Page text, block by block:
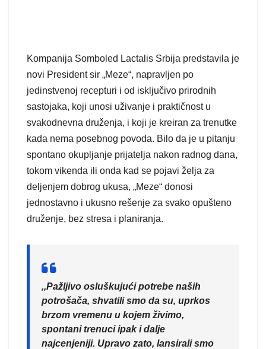
Kompanija Somboled Lactalis Srbija predstavila je
novi President sir „Meze“, napravljen po
jedinstvenoj recepturi i od isključivo prirodnih
sastojaka, koji unosi uživanje i praktičnost u
svakodnevna druženja, i koji je kreiran za trenutke
kada nema posebnog povoda. Bilo da je u pitanju
spontano okupljanje prijatelja nakon radnog dana,
tokom vikenda ili onda kad se pojavi želja za
deljenjem dobrog ukusa, „Meze“ donosi
jednostavno i ukusno rešenje za svako opušteno
druženje, bez stresa i planiranja.
,,Pažljivo osluškujući potrebe naših
potrošača, shvatili smo da su, uprkos
brzom vremenu u kojem živimo,
spontani trenuci ipak i dalje
najcenjeniji. Upravo zato, lansirali smo